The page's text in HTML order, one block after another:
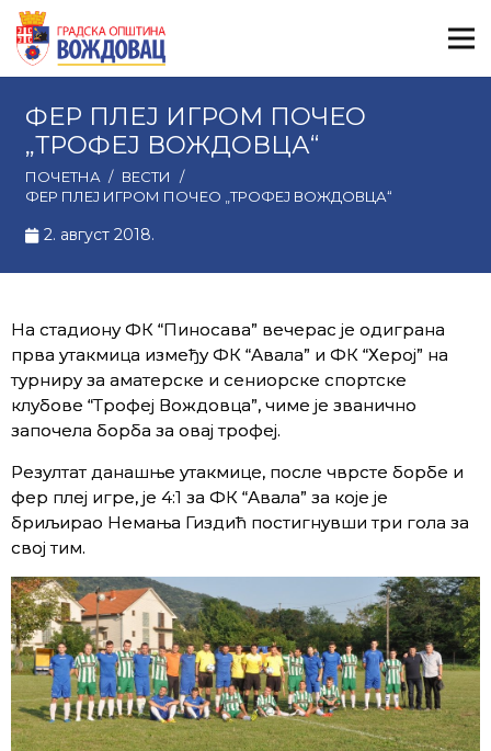
ФЕР ПЛЕЈ ИГРОМ ПОЧЕО
„ТРОФЕЈ ВОЖДОВЦА“
ПОЧЕТНА / ВЕСТИ
/
ФЕР ПЛЕЈ ИГРОМ ПОЧЕО „ТРОФЕЈ ВОЖДОВЦА“
2. август 2018.
На стадиону ФК “Пиносава” вечерас је одиграна
прва утакмица између ФК “Авала” и ФК “Херој” на
турниру за аматерске и сениорске спортске
клубове “Трофеј Вождовца”, чиме је званично
започела борба за овај трофеј.
Резултат данашње утакмице, после чврсте борбе и
фер плеј игре, је 4:1 за ФК “Авала” за које је
бриљирао Немања Гиздић постигнувши три гола за
свој тим.